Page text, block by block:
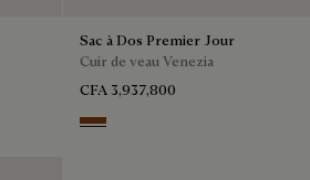
Sac à Dos Premier Jour
Cuir de veau Venezia
CFA 3,937,800
Legno Bruciato